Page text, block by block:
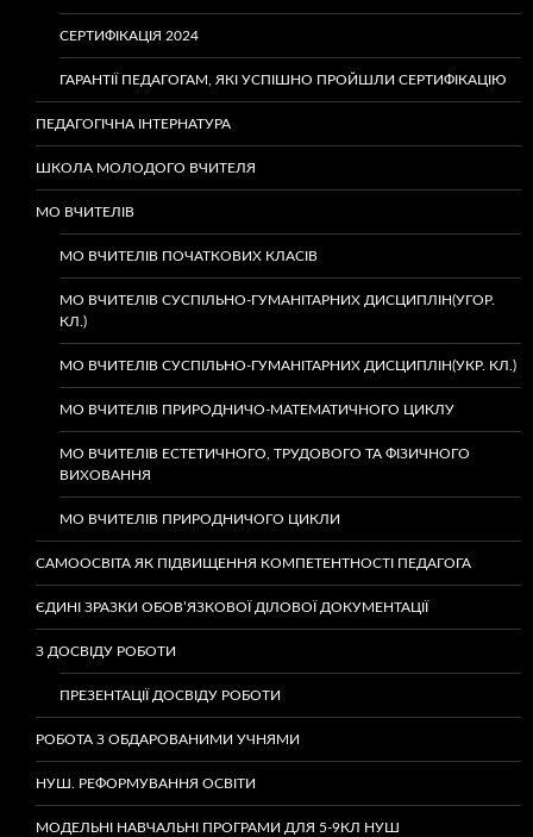
СЕРТИФІКАЦІЯ 2024
ГАРАНТІЇ ПЕДАГОГАМ, ЯКІ УСПІШНО ПРОЙШЛИ СЕРТИФІКАЦІЮ
ПЕДАГОГІЧНА ІНТЕРНАТУРА
ШКОЛА МОЛОДОГО ВЧИТЕЛЯ
МО ВЧИТЕЛІВ
МО ВЧИТЕЛІВ ПОЧАТКОВИХ КЛАСІВ
МО ВЧИТЕЛІВ СУСПІЛЬНО-ГУМАНІТАРНИХ ДИСЦИПЛІН(УГОР.
КЛ.)
МО ВЧИТЕЛІВ СУСПІЛЬНО-ГУМАНІТАРНИХ ДИСЦИПЛІН(УКР. КЛ.)
МО ВЧИТЕЛІВ ПРИРОДНИЧО-МАТЕМАТИЧНОГО ЦИКЛУ
МО ВЧИТЕЛІВ ЕСТЕТИЧНОГО, ТРУДОВОГО ТА ФІЗИЧНОГО
ВИХОВАННЯ
МО ВЧИТЕЛІВ ПРИРОДНИЧОГО ЦИКЛИ
САМООСВІТА ЯК ПІДВИЩЕННЯ КОМПЕТЕНТНОСТІ ПЕДАГОГА
ЄДИНІ ЗРАЗКИ ОБОВ’ЯЗКОВОЇ ДІЛОВОЇ ДОКУМЕНТАЦІЇ
З ДОСВІДУ РОБОТИ
ПРЕЗЕНТАЦІЇ ДОСВІДУ РОБОТИ
РОБОТА З ОБДАРОВАНИМИ УЧНЯМИ
НУШ. РЕФОРМУВАННЯ ОСВІТИ
МОДЕЛЬНІ НАВЧАЛЬНІ ПРОГРАМИ ДЛЯ 5-9КЛ НУШ